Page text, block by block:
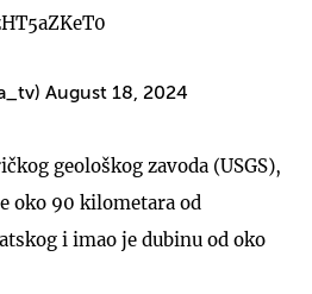
August 18, 2024
geološkog zavoda (USGS),
oko 90 kilometara od
i imao je dubinu od oko